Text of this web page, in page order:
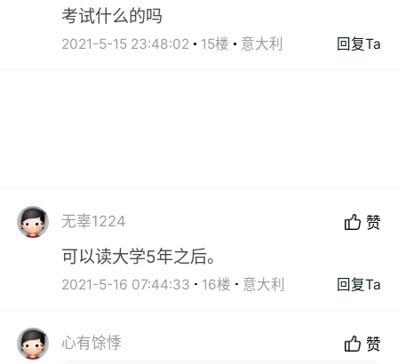
考试什么的吗
2021-5-15 23:48:02 15楼 意大利 回复Ta
无辜1224 赞
可以读大学5年之后。
2021-5-16 07:44:33 16楼 意大利 回复Ta
心有馀悸 赞